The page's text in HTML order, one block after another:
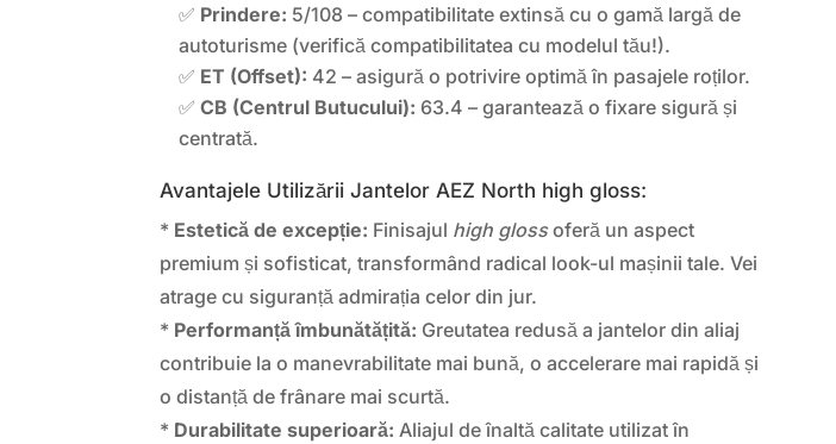
✅ Prindere: 5/108 – compatibilitate extinsă cu o gamă largă de
autoturisme (verifică compatibilitatea cu modelul tău!).
✅ ET (Offset): 42 – asigură o potrivire optimă în pasajele roților.
✅CB (Centrul Butucului): 63.4 – garantează o fixare sigură și
centrată.
Avantajele Utilizării Jantelor AEZ North high gloss:
* Estetică de excepție: Finisajul high glossoferă un aspect
premium și sofisticat, transformând radical look-ul mașinii tale. Vei
atrage cu siguranță admirația celor din jur.
* Performanță îmbunătățită: Greutatea redusă a jantelor din aliaj
contribuie la o manevrabilitate mai bună, o accelerare mai rapidă și
o distanță de frânare mai scurtă.
* Durabilitate superioară: Aliajul de înaltă calitate utilizat în